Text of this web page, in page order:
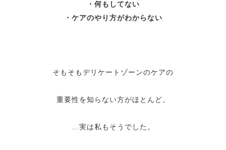
・何もしてない
・ケアのやり方がわからない
そもそもデリケートゾーンのケアの
重要性を知らない方がほとんど。
…実は私もそうでした。